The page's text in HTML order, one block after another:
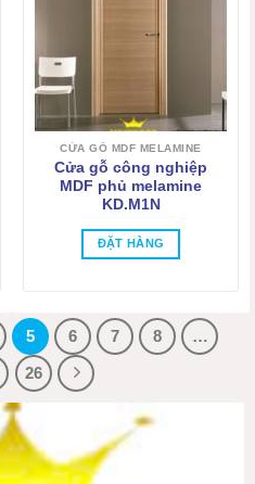
CỬA GỖ MDF MELAMINE
Cửa gỗ công nghiệp
MDF phủ melamine
KD.M1N
ĐẶT HÀNG
5 6 7 8
…
26